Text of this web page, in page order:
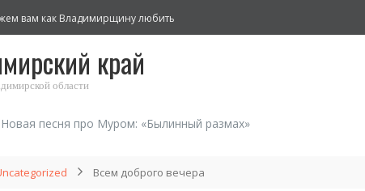
вам как Владимирщину любить
край
области
Новая песня про Муром: «Былинный размах»
Всем доброго вечера